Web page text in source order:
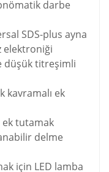
darbe
SDS-plus ayna
elektroniği
düşük titreşimli
kavramalı ek
tutamak
delme
için LED lamba